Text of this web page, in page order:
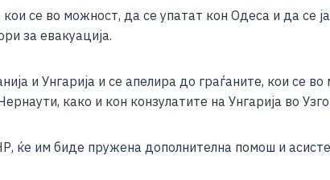
се во можност, да се упатат кон Одеса и да се
за евакуација.
и Унгарија и се апелира до граѓаните, кои се
како и кон конзулатите на Унгарија во
ќе им биде пружена дополнителна помош и